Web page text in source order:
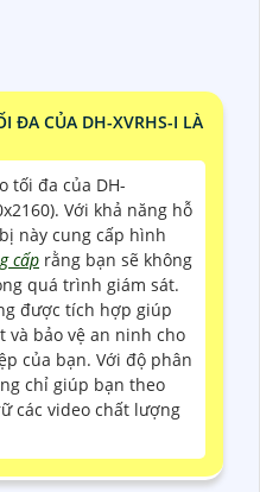
ĐA CỦA DH-XVRHS-I LÀ
tối đa của DH-
Với khả năng hỗ
này cung cấp hình
cấp rằng bạn sẽ không
quá trình giám sát.
được tích hợp giúp
và bảo vệ an ninh cho
của bạn. Với độ phân
chỉ giúp bạn theo
các video chất lượng